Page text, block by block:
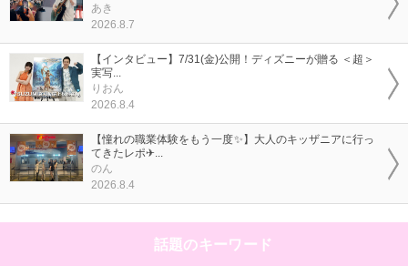
あき
2026.8.7
【インタビュー】7/31(金)公開！ディズニーが贈る ＜超＞
実写...
りおん
2026.8.4
【憧れの職業体験をもう一度✨】大人のキッザニアに行っ
てきたレポ✈...
のん
2026.8.4
話題のキーワード